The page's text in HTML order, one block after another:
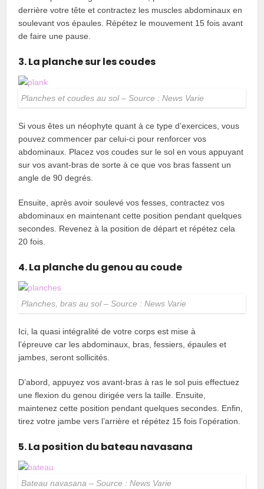
derrière votre tête et contractez les muscles abdominaux en
soulevant vos épaules. Répétez le mouvement 15 fois avant
de faire une pause.
3. La planche sur les coudes
Planches et coudes au sol – Source : News Varie
Si vous êtes un néophyte quant à ce type d’exercices, vous
pouvez commencer par celui-ci pour renforcer vos
abdominaux. Placez vos coudes sur le sol en vous appuyant
sur vos avant-bras de sorte à ce que vos bras fassent un
angle de 90 degrés.
Ensuite, après avoir soulevé vos fesses, contractez vos
abdominaux en maintenant cette position pendant quelques
secondes. Revenez à la position de départ et répétez cela
20 fois.
4. La planche du genou au coude
Planches, bras au sol – Source : News Varie
Ici, la quasi intégralité de votre corps est mise à
l’épreuve car les abdominaux, bras, fessiers, épaules et
jambes, seront sollicités.
D’abord, appuyez vos avant-bras à ras le sol puis effectuez
une flexion du genou dirigée vers la taille. Ensuite,
maintenez cette position pendant quelques secondes. Enfin,
tirez votre jambe vers l’arrière et répétez 15 fois l’opération.
5. La position du bateau navasana
Bateau navasana – Source : News Varie